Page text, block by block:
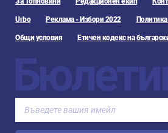
Urbo Реклама - Избори 2022
Общи условия Етичен кодекс на